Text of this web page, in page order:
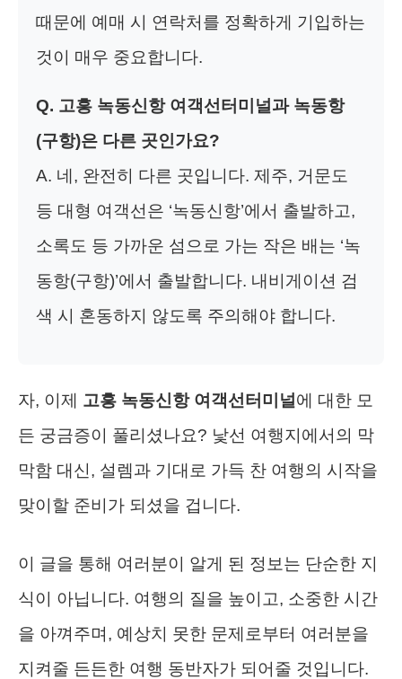
때문에 예매 시 연락처를 정확하게 기입하는
것이 매우 중요합니다.
Q. 고흥 녹동신항 여객선터미널과 녹동항
(구항)은 다른 곳인가요?
A. 네, 완전히 다른 곳입니다. 제주, 거문도
등 대형 여객선은 ‘녹동신항’에서 출발하고,
소록도 등 가까운 섬으로 가는 작은 배는 ‘녹
동항(구항)’에서 출발합니다. 내비게이션 검
색 시 혼동하지 않도록 주의해야 합니다.
자, 이제 고흥 녹동신항 여객선터미널 에 대한 모
든 궁금증이 풀리셨나요? 낯선 여행지에서의 막
막함 대신, 설렘과 기대로 가득 찬 여행의 시작을
맞이할 준비가 되셨을 겁니다.
이 글을 통해 여러분이 알게 된 정보는 단순한 지
식이 아닙니다. 여행의 질을 높이고, 소중한 시간
을 아껴주며, 예상치 못한 문제로부터 여러분을
지켜줄 든든한 여행 동반자가 되어줄 것입니다.